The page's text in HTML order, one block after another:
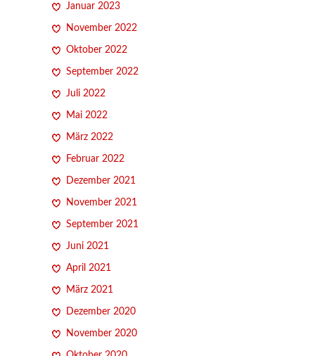
Januar 2023
November 2022
Oktober 2022
September 2022
Juli 2022
Mai 2022
März 2022
Februar 2022
Dezember 2021
November 2021
September 2021
Juni 2021
April 2021
März 2021
Dezember 2020
November 2020